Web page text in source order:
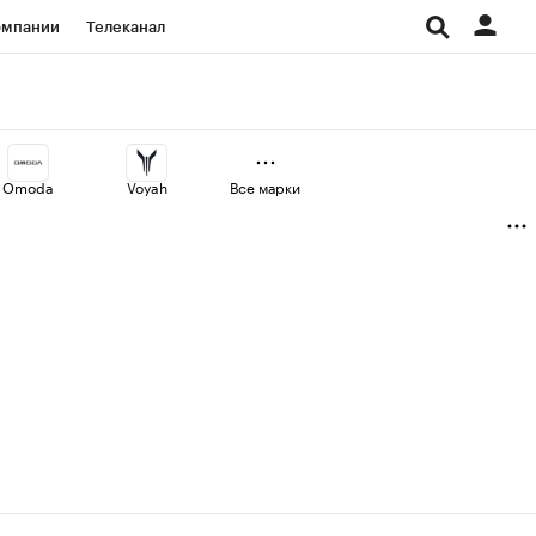
Телеканал
Проверка контрагентов
Omoda Voyah Все марки